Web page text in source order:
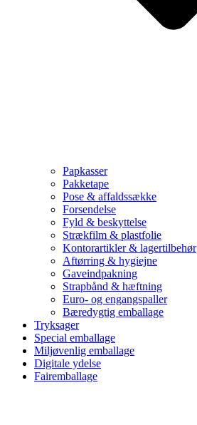
Papkasser
Pakketape
Pose & affaldssække
Forsendelse
Fyld & beskyttelse
Strækfilm & plastfolie
Kontorartikler & lagertilbehør
Aftørring & hygiejne
Gaveindpakning
Strapbånd & hæftning
Euro- og engangspaller
Bæredygtig emballage
Tryksager
Special emballage
Miljøvenlig emballage
Digitale ydelse
Fairemballage